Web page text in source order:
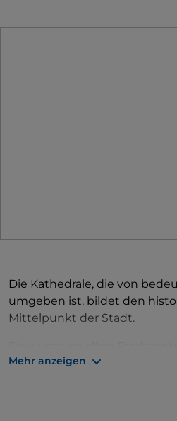
Die Kathedrale, die von
umgeben ist, bildet den
Mittelpunkt der Stadt.
ersten Informationen
Mehr anzeigen